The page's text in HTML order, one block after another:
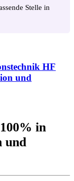
Stelle in
HF
und
in
und